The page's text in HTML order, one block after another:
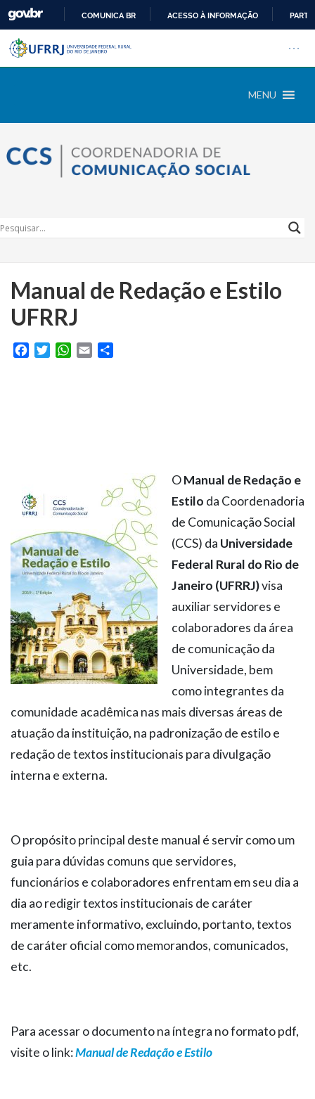
COMUNICA BR ACESSO À INFORMAÇÃO
Pular barra institucional
Barra institucional da
MENU
Manual de Redação e Estilo
UFRRJ
FacebookTwitterWhatsApp
Email
OManual de Redação e
Estilo da Coordenadoria
de Comunicação Social
(CCS) da Universidade
Federal Rural do Rio de
Janeiro (UFRRJ)visa
auxiliar servidores e
colaboradores da área
de comunicação da
Universidade, bem
como integrantes da
comunidade acadêmica nas mais diversas áreas de
atuação da instituição, na padronização de estilo e
redação de textos institucionais para divulgação
interna e externa.
O propósito principal deste manual é servir como um
guia para dúvidas comuns que servidores,
funcionários e colaboradores enfrentam em seu dia a
dia ao redigir textos institucionais de caráter
meramente informativo, excluindo, portanto, textos
de caráter oficial como memorandos, comunicados,
etc.
Para acessar o documento na íntegra no formato pdf,
visite o link:Manual de Redação e Estilo